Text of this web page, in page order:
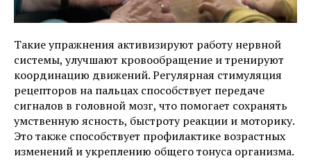
Такие упражнения активизируют работу нервной
системы, улучшают кровообращение и тренируют
координацию движений. Регулярная стимуляция
рецепторов на пальцах способствует передаче
сигналов в головной мозг, что помогает сохранять
умственную ясность, быстроту реакции и моторику.
Это также способствует профилактике возрастных
изменений и укреплению общего тонуса организма.